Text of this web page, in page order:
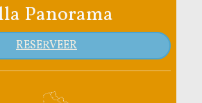
Panorama
RESERVEER